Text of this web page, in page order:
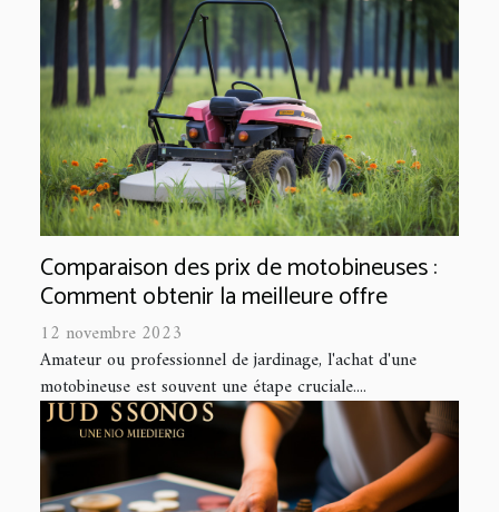
Comparaison des prix de motobineuses :
Comment obtenir la meilleure offre
12 novembre 2023
Amateur ou professionnel de jardinage, l'achat d'une
motobineuse est souvent une étape cruciale....